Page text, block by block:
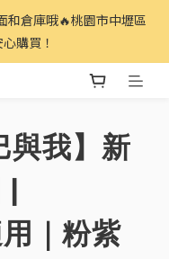
和倉庫哦🔥桃園市中壢區
購買！
與我】新
｜粉紫